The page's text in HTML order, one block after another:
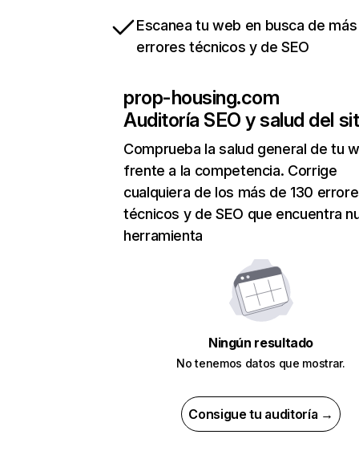
Escanea tu web en busca de
errores técnicos y de SEO
prop-housing.com
Auditoría SEO y salud del
Comprueba la salud general de tu
frente a la competencia. Corrige
cualquiera de los más de 130
técnicos y de SEO que encuentra
herramienta
Ningún resultado
No tenemos datos que mostrar.
Consigue tu auditoría →